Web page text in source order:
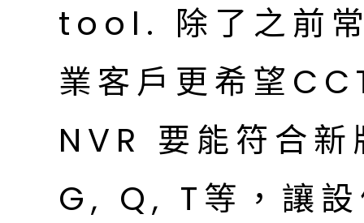
tool. 除了之前
業客戶更希望
NVR 要能符合
G, Q, T等，讓